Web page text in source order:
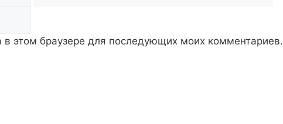
в этом браузере для последующих моих комментариев.